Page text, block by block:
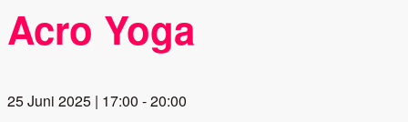
Acro Yoga
25 Juni 2025 | 17:00 -20:00